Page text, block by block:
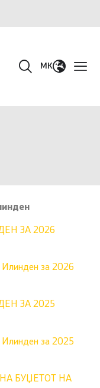
MK
ЗА 2026
Илинден за 2026
ЗА 2025
Илинден за 2025
БУЏЕТОТ НА